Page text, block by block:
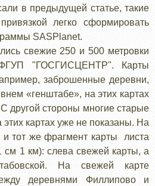
в предыдущей статье, такие
легко сформировать
SASPlanet.
свежие 250 и 500 метровки
"ГОСГИСЦЕНТР". Карты
заброшенные деревни,
«генштабе», на этих картах
другой стороны многие старые
картах уже не показаны. На
и тот же фрагмент карты листа
1 км): слева свежей карты, а
На свежей карте
деревнями Филлипово и